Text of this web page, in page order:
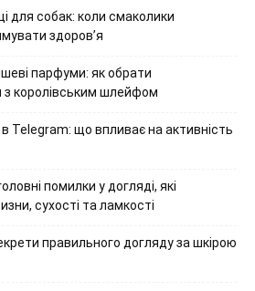
для собак: коли смаколики
здоров’я
парфуми: як обрати
з королівським шлейфом
в Telegram: що впливає на активність
помилки у догляді, які
сухості та ламкості
правильного догляду за шкірою